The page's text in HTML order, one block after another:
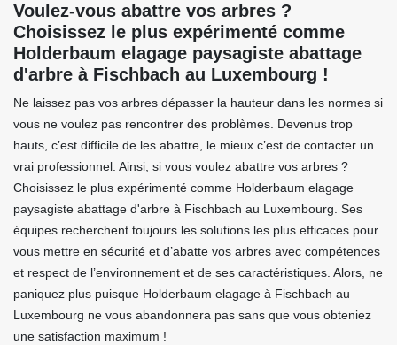
Voulez-vous abattre vos arbres ?
Choisissez le plus expérimenté comme
Holderbaum elagage paysagiste abattage
d'arbre à Fischbach au Luxembourg !
Ne laissez pas vos arbres dépasser la hauteur dans les normes si
vous ne voulez pas rencontrer des problèmes. Devenus trop
hauts, c’est difficile de les abattre, le mieux c’est de contacter un
vrai professionnel. Ainsi, si vous voulez abattre vos arbres ?
Choisissez le plus expérimenté comme Holderbaum elagage
paysagiste abattage d'arbre à Fischbach au Luxembourg. Ses
équipes recherchent toujours les solutions les plus efficaces pour
vous mettre en sécurité et d’abatte vos arbres avec compétences
et respect de l’environnement et de ses caractéristiques. Alors, ne
paniquez plus puisque Holderbaum elagage à Fischbach au
Luxembourg ne vous abandonnera pas sans que vous obteniez
une satisfaction maximum !